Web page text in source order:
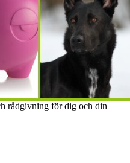
rådgivning för dig och din